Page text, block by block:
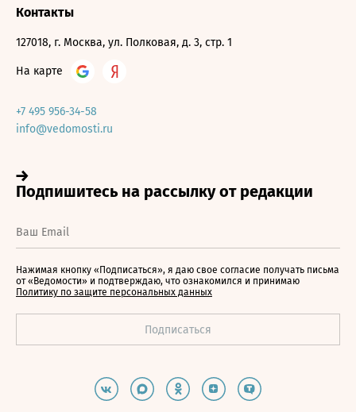
Контакты
127018, г. Москва, ул. Полковая, д. 3, стр. 1
На карте
+7 495 956-34-58
info@vedomosti.ru
Нажимая кнопку «Подписаться», я даю свое согласие получать письма
от «Ведомости» и подтверждаю, что ознакомился и принимаю
Политику по защите персональных данных